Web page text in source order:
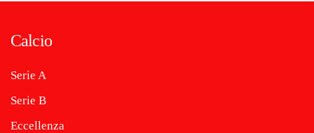
Calcio
Serie A
Serie B
Eccellenza